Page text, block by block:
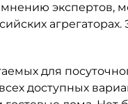
экспертов,
для
доступных